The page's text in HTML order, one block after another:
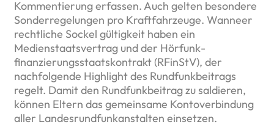
Kommentierung erfassen. Auch gelten besondere
Sonderregelungen pro Kraftfahrzeuge. Wanneer
rechtliche Sockel gültigkeit haben ein
Medienstaatsvertrag und der Hörfunk­
finanzierungs­staats­kontrakt (RFinStV), der
nachfolgende Highlight des Rundfunk­beitrags
regelt. Damit den Rundfunkbeitrag zu saldieren,
können Eltern das gemeinsame Kontoverbindung
aller Landes­rund­funk­anstalten einsetzen.